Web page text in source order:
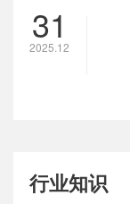
31
2025.12
行业知识